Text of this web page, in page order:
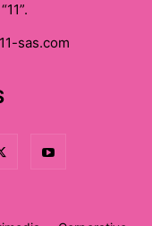
sas.com